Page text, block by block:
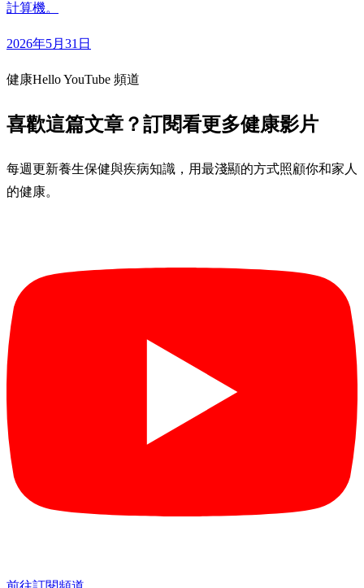
計算機。
2026年5月31日
健康Hello YouTube 頻道
喜歡這篇文章？訂閱看更多健康影片
每週更新養生保健與疾病知識，用最淺顯的方式照顧你和家人
的健康。